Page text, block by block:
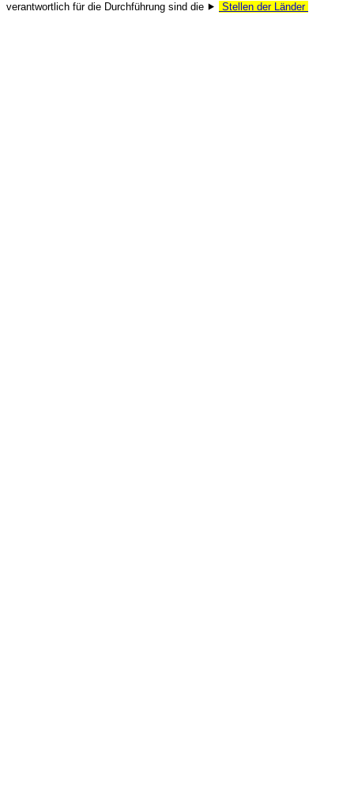
verantwortlich für die Durchführung sind die ⯈
Stellen der Länder